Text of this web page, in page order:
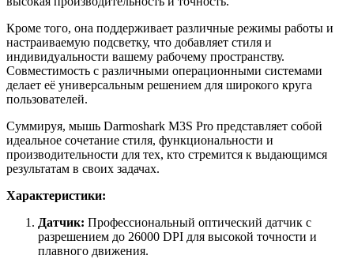
Кроме того, она поддерживает различные режимы работы и
настраиваемую подсветку, что добавляет стиля и
индивидуальности вашему рабочему пространству.
Совместимость с различными операционными системами
делает её универсальным решением для широкого круга
пользователей.
Суммируя, мышь Darmoshark M3S Pro представляет собой
идеальное сочетание стиля, функциональности и
производительности для тех, кто стремится к выдающимся
результатам в своих задачах.
Характеристики:
Датчик: Профессиональный оптический датчик с
разрешением до 26000 DPI для высокой точности и
плавного движения.